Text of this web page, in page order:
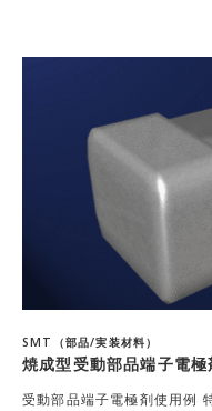
SMT（部品/実装材料）
焼成型受動部品端子電極
受動部品端子電極剤使用例